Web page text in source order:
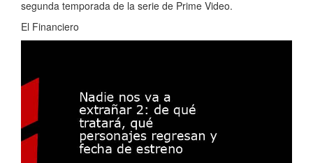
segunda temporada de la serie de Prime Video.
El Financiero